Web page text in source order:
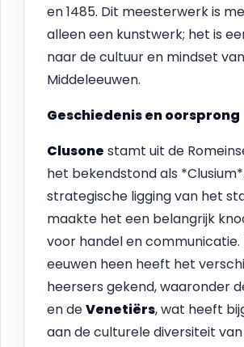
en 1485. Dit meesterwerk is
alleen een kunstwerk; het is
naar de cultuur en mindset
Middeleeuwen.
Geschiedenis en oorsprong
Clusone stamt uit de
het bekendstond als
strategische ligging van het
maakte het een belangrijk
voor handel en communicatie.
eeuwen heen heeft het
heersers gekend, waaronder
en deVenetiërs, wat heeft
aan de culturele diversiteit van